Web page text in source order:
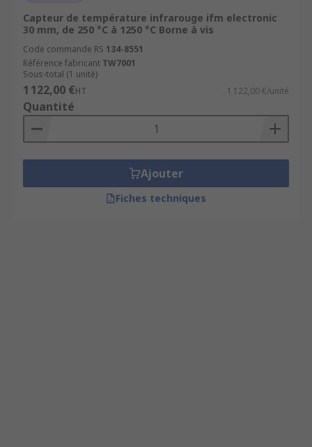
Capteur de température infrarouge ifm electronic
30 mm, de 250 °C à 1250 °C Borne à vis
Code commande RS 134-8551
Référence fabricant TW7001
Sous-total (1 unité)
1 122,00 €HT 1 122,00 €/unité
Quantité
Ajouter
Fiches techniques